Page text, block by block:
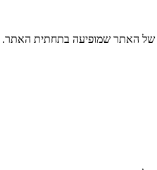
של האתר שמופיעה בתחתית האתר.